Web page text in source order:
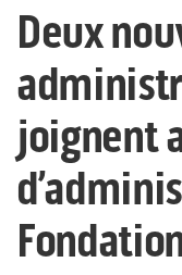
Deux
joignent